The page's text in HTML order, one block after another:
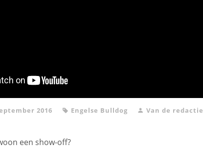
2016 Engelse Bulldog Van de redactie
een show-off?